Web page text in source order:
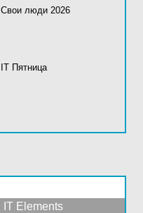
Свои люди 2026
IT Пятница
IT Elements